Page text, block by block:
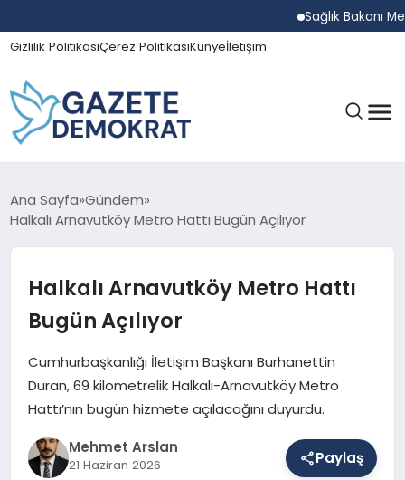
Sağlık Bakanı
Gizlilik PolitikasıÇerez PolitikasıKünyeİletişim
GÜNDEM
SPOR
MAGAZIN
SAĞLIK
Ana Sayfa Gündem
Halkalı Arnavutköy Metro Hattı Bugün Açılıyor
Halkalı Arnavutköy Metro Hattı
Bugün Açılıyor
Cumhurbaşkanlığı İletişim Başkanı Burhanettin
Duran, 69 kilometrelik Halkalı-Arnavutköy Metro
Hattı’nın bugün hizmete açılacağını duyurdu.
Mehmet Arslan
21 Haziran 2026 Paylaş